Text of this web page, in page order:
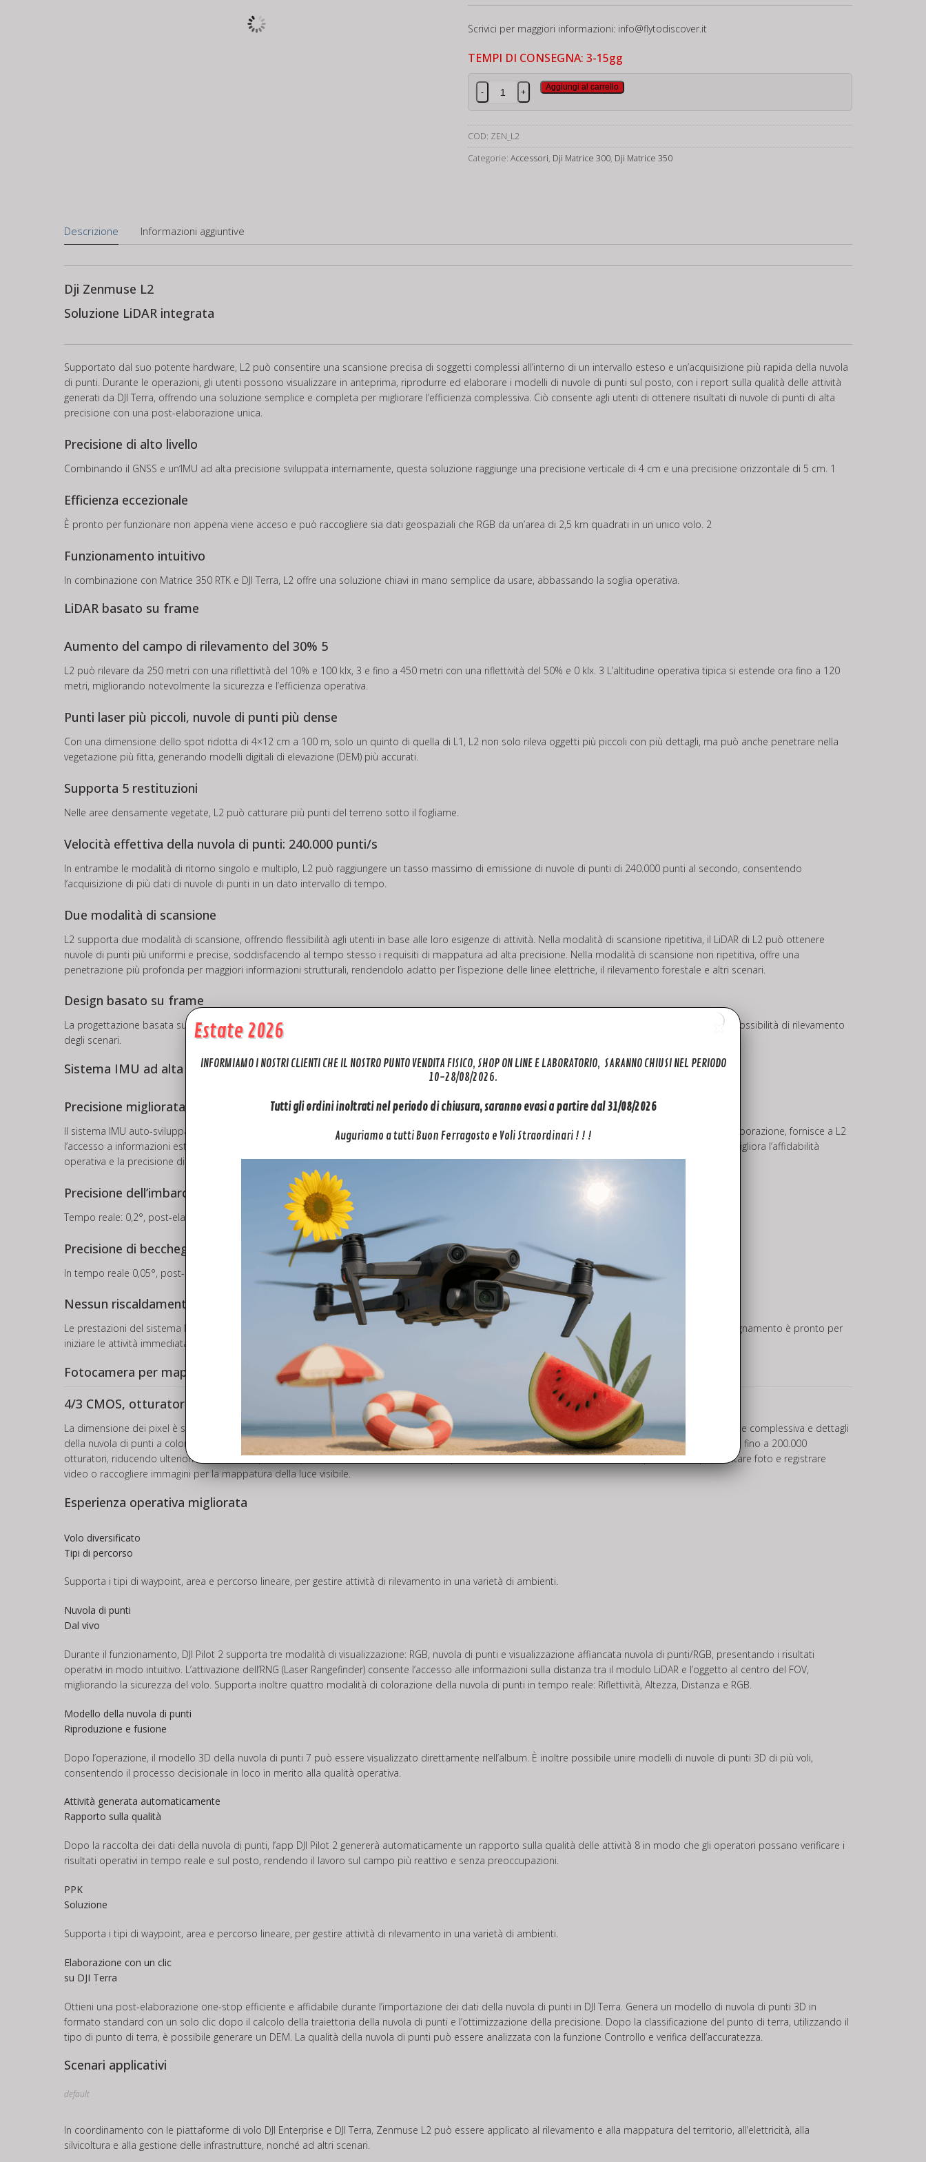
Scrivici per maggiori informazioni: info@flytodiscover.it
TEMPI DI CONSEGNA: 3-15gg
Dji
Zenmuse
quantità
- +
Aggiungi al carrello
COD: ZEN_L2
Categorie: Accessori, Dji Matrice 300, Dji Matrice 350
Descrizione Informazioni aggiuntive
Dji Zenmuse L2
Soluzione LiDAR integrata
Supportato dal suo potente hardware, L2 può consentire una scansione precisa di soggetti complessi all’interno di un intervallo esteso e un’acquisizione più rapida della nuvola
di punti. Durante le operazioni, gli utenti possono visualizzare in anteprima, riprodurre ed elaborare i modelli di nuvole di punti sul posto, con i report sulla qualità delle attività
generati da DJI Terra, offrendo una soluzione semplice e completa per migliorare l’efficienza complessiva. Ciò consente agli utenti di ottenere risultati di nuvole di punti di alta
precisione con una post-elaborazione unica.
Precisione di alto livello
Combinando il GNSS e un’IMU ad alta precisione sviluppata internamente, questa soluzione raggiunge una precisione verticale di 4 cm e una precisione orizzontale di 5 cm. 1
Efficienza eccezionale
È pronto per funzionare non appena viene acceso e può raccogliere sia dati geospaziali che RGB da un’area di 2,5 km quadrati in un unico volo. 2
Funzionamento intuitivo
In combinazione con Matrice 350 RTK e DJI Terra, L2 offre una soluzione chiavi in mano semplice da usare, abbassando la soglia operativa.
LiDAR basato su frame
Aumento del campo di rilevamento del 30% 5
L2 può rilevare da 250 metri con una riflettività del 10% e 100 klx, 3 e fino a 450 metri con una riflettività del 50% e 0 klx. 3 L’altitudine operativa tipica si estende ora fino a 120
metri, migliorando notevolmente la sicurezza e l’efficienza operativa.
Punti laser più piccoli, nuvole di punti più dense
Con una dimensione dello spot ridotta di 4×12 cm a 100 m, solo un quinto di quella di L1, L2 non solo rileva oggetti più piccoli con più dettagli, ma può anche penetrare nella
vegetazione più fitta, generando modelli digitali di elevazione (DEM) più accurati.
Supporta 5 restituzioni
Nelle aree densamente vegetate, L2 può catturare più punti del terreno sotto il fogliame.
Velocità effettiva della nuvola di punti: 240.000 punti/s
In entrambe le modalità di ritorno singolo e multiplo, L2 può raggiungere un tasso massimo di emissione di nuvole di punti di 240.000 punti al secondo, consentendo
l’acquisizione di più dati di nuvole di punti in un dato intervallo di tempo.
Due modalità di scansione
L2 supporta due modalità di scansione, offrendo flessibilità agli utenti in base alle loro esigenze di attività. Nella modalità di scansione ripetitiva, il LiDAR di L2 può ottenere
nuvole di punti più uniformi e precise, soddisfacendo al tempo stesso i requisiti di mappatura ad alta precisione. Nella modalità di scansione non ripetitiva, offre una
penetrazione più profonda per maggiori informazioni strutturali, rendendolo adatto per l’ispezione delle linee elettriche, il rilevamento forestale e altri scenari.
Design basato su frame
La progettazione basata su frame garantisce una velocità dati effettiva della nuvola di punti fino al 100%. Insieme a un gimbal a tre assi, offre maggiori possibilità di rilevamento
degli scenari.
Sistema IMU ad alta precisione
Precisione migliorata
Il sistema IMU auto-sviluppato ad alta precisione, combinato con il sistema di posizionamento RTK del drone per la fusione dei dati durante la post-elaborazione, fornisce a L2
l’accesso a informazioni estremamente precise su posizione assoluta, velocità e assetto. Inoltre, la maggiore adattabilità ambientale del sistema IMU migliora l’affidabilità
operativa e la precisione di L2.
Precisione dell’imbardata 6
Tempo reale: 0,2°, post-elaborazione: 0,05°
Precisione di beccheggio/rollio 6
In tempo reale 0,05°, post-elaborazione 0,025°
Nessun riscaldamento IMU
Le prestazioni del sistema IMU sono state notevolmente migliorate ed è pronto per l’uso nel momento in cui viene acceso. Inoltre, il drone di accompagnamento è pronto per
iniziare le attività immediatamente una volta che l’RTK è in stato FIX, offrendo un’esperienza sul campo ottimizzata.
Fotocamera per mappatura RGB
4/3 CMOS, otturatore meccanico
La dimensione dei pixel è stata ampliata a 3,3 μm e i pixel effettivi ora raggiungono i 20 MP, con un conseguente miglioramento significativo dell’immagine complessiva e dettagli
della nuvola di punti a colori reali più arricchiti. L’intervallo minimo tra le foto è stato ridotto a 0,7 secondi. La fotocamera per la mappatura può contare fino a 200.000
otturatori, riducendo ulteriormente i costi operativi. Quando la raccolta delle nuvole di punti non è necessaria, la fotocamera RGB può comunque scattare foto e registrare
video o raccogliere immagini per la mappatura della luce visibile.
Esperienza operativa migliorata
Volo diversificato
Tipi di percorso
Supporta i tipi di waypoint, area e percorso lineare, per gestire attività di rilevamento in una varietà di ambienti.
Nuvola di punti
Dal vivo
Durante il funzionamento, DJI Pilot 2 supporta tre modalità di visualizzazione: RGB, nuvola di punti e visualizzazione affiancata nuvola di punti/RGB, presentando i risultati
operativi in modo intuitivo. L’attivazione dell’RNG (Laser Rangefinder) consente l’accesso alle informazioni sulla distanza tra il modulo LiDAR e l’oggetto al centro del FOV,
migliorando la sicurezza del volo. Supporta inoltre quattro modalità di colorazione della nuvola di punti in tempo reale: Riflettività, Altezza, Distanza e RGB.
Modello della nuvola di punti
Riproduzione e fusione
Dopo l’operazione, il modello 3D della nuvola di punti 7 può essere visualizzato direttamente nell’album. È inoltre possibile unire modelli di nuvole di punti 3D di più voli,
consentendo il processo decisionale in loco in merito alla qualità operativa.
Attività generata automaticamente
Rapporto sulla qualità
Dopo la raccolta dei dati della nuvola di punti, l’app DJI Pilot 2 genererà automaticamente un rapporto sulla qualità delle attività 8 in modo che gli operatori possano verificare i
risultati operativi in tempo reale e sul posto, rendendo il lavoro sul campo più reattivo e senza preoccupazioni.
PPK
Soluzione
Supporta i tipi di waypoint, area e percorso lineare, per gestire attività di rilevamento in una varietà di ambienti.
Elaborazione con un clic
su DJI Terra
Ottieni una post-elaborazione one-stop efficiente e affidabile durante l’importazione dei dati della nuvola di punti in DJI Terra. Genera un modello di nuvola di punti 3D in
formato standard con un solo clic dopo il calcolo della traiettoria della nuvola di punti e l’ottimizzazione della precisione. Dopo la classificazione del punto di terra, utilizzando il
tipo di punto di terra, è possibile generare un DEM. La qualità della nuvola di punti può essere analizzata con la funzione Controllo e verifica dell’accuratezza.
Scenari applicativi
default
In coordinamento con le piattaforme di volo DJI Enterprise e DJI Terra, Zenmuse L2 può essere applicato al rilevamento e alla mappatura del territorio, all’elettricità, alla
silvicoltura e alla gestione delle infrastrutture, nonché ad altri scenari.
Estate 2026
INFORMIAMO I NOSTRI CLIENTI CHE IL NOSTRO PUNTO VENDITA FISICO, SHOP ON LINE E LABORATORIO, SARANNO CHIUSI NEL PERIODO
10-28/08/2026.
Tutti gli ordini inoltrati nel periodo di chiusura, saranno evasi a partire dal 31/08/2026
Auguriamo a tutti Buon Ferragosto e Voli Straordinari ! ! !